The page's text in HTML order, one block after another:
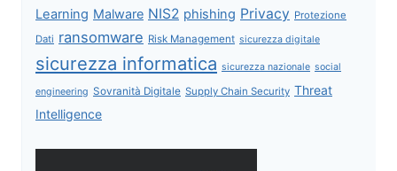
Learning Malware NIS2 phishing Privacy Protezione
Dati ransomware Risk Management sicurezza digitale
sicurezza informatica sicurezza nazionale social
engineering Sovranità Digitale Supply Chain Security Threat
Intelligence